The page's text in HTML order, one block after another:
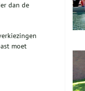
dan de
moet